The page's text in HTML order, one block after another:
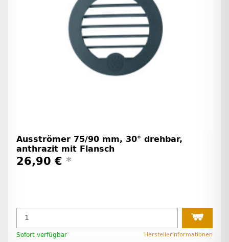
Ausströmer 75/90 mm, 30° drehbar,
anthrazit mit Flansch
26,90 € *
Sofort verfügbar Herstellerinformationen